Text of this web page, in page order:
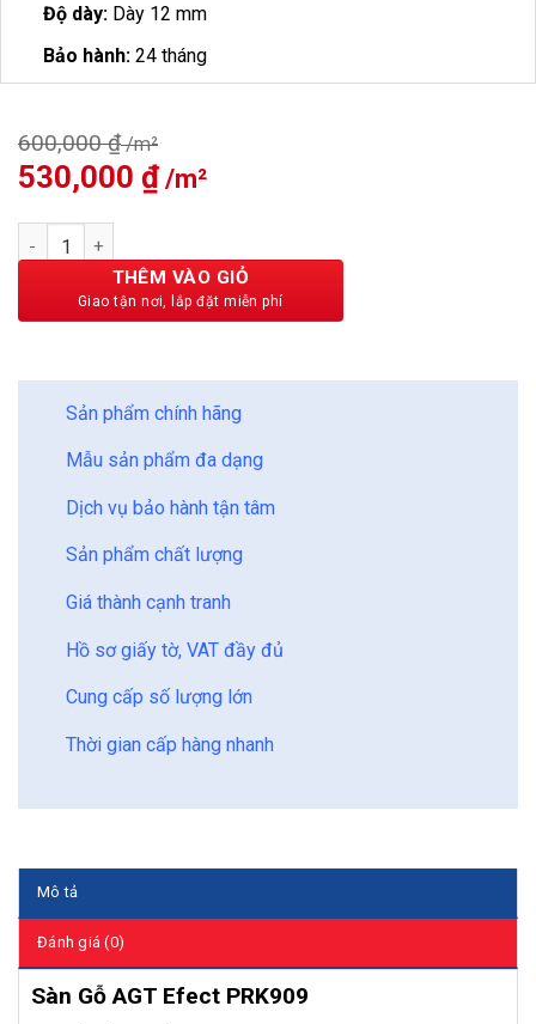
Độ dày: Dày 12 mm
Bảo hành: 24 tháng
600,000₫
Giá
gốc
là:
600,000 ₫.
530,000 ₫
530,000 ₫.
Sàn Gỗ AGT EFECT PRK909 số lượng
THÊM VÀO GIỎ
Sản phẩm chính hãng
Mẫu sản phẩm đa dạng
Dịch vụ bảo hành tận tâm
Sản phẩm chất lượng
Giá thành cạnh tranh
Hồ sơ giấy tờ, VAT đầy đủ
Cung cấp số lượng lớn
Thời gian cấp hàng nhanh
Mô tả
Đánh giá (0)
Sàn Gỗ AGT Efect PRK909